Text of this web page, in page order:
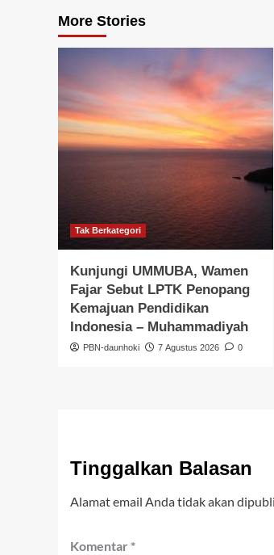
More Stories
Tak Berkategori
Kunjungi UMMUBA, Wamen
Fajar Sebut LPTK Penopang
Kemajuan Pendidikan
Indonesia – Muhammadiyah
PBN-daunhoki 7 Agustus 2026 0
Tinggalkan Balasan
Alamat email Anda tidak akan
Komentar *